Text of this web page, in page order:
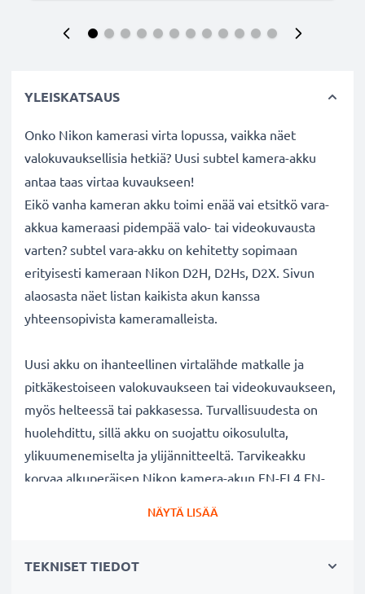
YLEISKATSAUS
Onko Nikon kamerasi virta lopussa, vaikka näet
valokuvauksellisia hetkiä? Uusi subtel kamera-akku
antaa taas virtaa kuvaukseen!
Eikö vanha kameran akku toimi enää vai etsitkö vara-
akkua kameraasi pidempää valo- tai videokuvausta
varten? subtel vara-akku on kehitetty sopimaan
erityisesti kameraan Nikon D2H, D2Hs, D2X. Sivun
alaosasta näet listan kaikista akun kanssa
yhteensopivista kameramalleista.
Uusi akku on ihanteellinen virtalähde matkalle ja
pitkäkestoiseen valokuvaukseen tai videokuvaukseen,
myös helteessä tai pakkasessa. Turvallisuudesta on
huolehdittu, sillä akku on suojattu oikosululta,
ylikuumenemiselta ja ylijännitteeltä. Tarvikeakku
korvaa alkuperäisen Nikon kamera-akun EN-EL4,EN-
Nikon D2H, D2Hs, D2X kameran vaihtoakku:
NÄYTÄ LISÄÄ
TEKNISET TIEDOT